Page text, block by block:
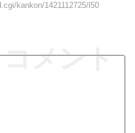
kankon/1421112725/l50
コメント